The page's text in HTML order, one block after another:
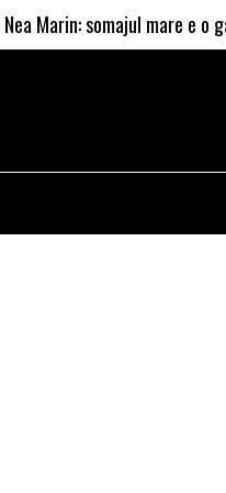
somajul mare e o garantie